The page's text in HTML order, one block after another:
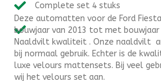
-
Naaldvilt
aantal
Complete set 4 stuks
Deze automatten voor de Ford
bouwjaar van 2013 tot met bouwjaar
Naaldvilt kwaliteit . Onze naaldvilt
bij normaal gebruik. Echter is de
luxe velours mattensets. Bij veel
wij het velours set aan.